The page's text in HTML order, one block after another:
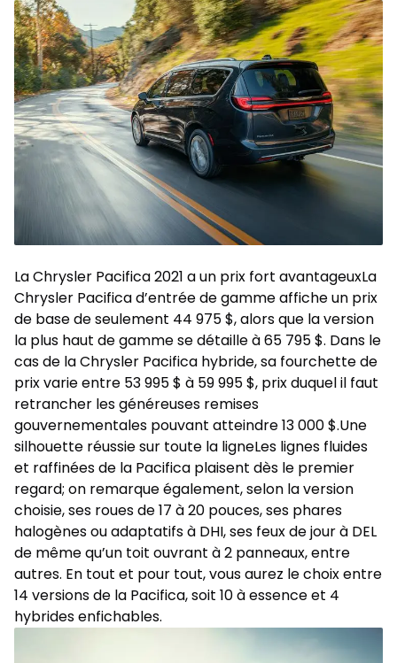
La Chrysler Pacifica 2021 a un prix fort avantageuxLa
Chrysler Pacifica d’entrée de gamme affiche un prix
de base de seulement 44 975 $, alors que la version
la plus haut de gamme se détaille à 65 795 $. Dans le
cas de la Chrysler Pacifica hybride, sa fourchette de
prix varie entre 53 995 $ à 59 995 $, prix duquel il faut
retrancher les généreuses remises
gouvernementales pouvant atteindre 13 000 $.Une
silhouette réussie sur toute la ligneLes lignes fluides
et raffinées de la Pacifica plaisent dès le premier
regard; on remarque également, selon la version
choisie, ses roues de 17 à 20 pouces, ses phares
halogènes ou adaptatifs à DHI, ses feux de jour à DEL
de même qu’un toit ouvrant à 2 panneaux, entre
autres. En tout et pour tout, vous aurez le choix entre
14 versions de la Pacifica, soit 10 à essence et 4
hybrides enfichables.